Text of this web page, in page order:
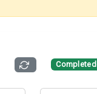
Completed